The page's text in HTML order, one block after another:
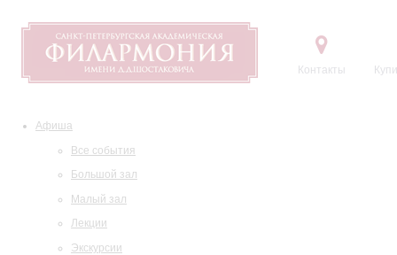
Контакты
Афиша
Все события
Большой зал
Малый зал
Лекции
Экскурсии